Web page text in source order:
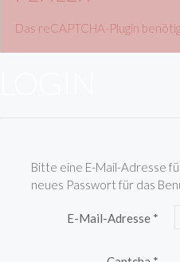
Das reCAPTCHA-Plugin
Bitte eine E-Mail-Adresse
neues Passwort für das
E-Mail-Adresse *